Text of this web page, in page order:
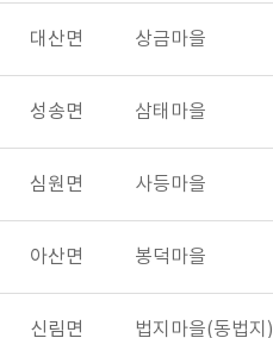
대산면 상금마을
성송면 삼태마을
심원면 사등마을
아산면 봉덕마을
신림면 법지마을(동법지)